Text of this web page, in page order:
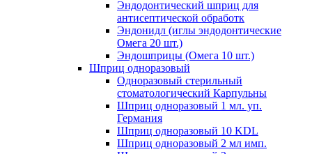
Эндодонтический шприц для
антисептической обработк
Эндонидл (иглы эндодонтические
Омега 20 шт.)
Эндошприцы (Омега 10 шт.)
Шприц одноразовый
Одноразовый стерильный
стоматологический Карпульны
Шприц одноразовый 1 мл. уп.
Германия
Шприц одноразовый 10 KDL
Шприц одноразовый 2 мл имп.